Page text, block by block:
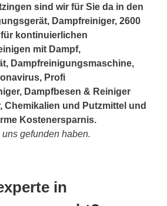
sind wir für Sie da in den
Dampfreiniger, 2600
kontinuierlichen
mit Dampf,
Dampfreinigungsmaschine,
Profi
Dampfbesen & Reiniger
Chemikalien und Putzmittel und
Kostenersparnis.
gefunden haben.
in